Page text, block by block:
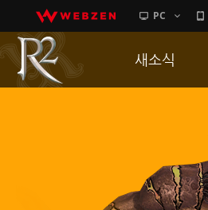
PC
새소식
이벤트
히스토리